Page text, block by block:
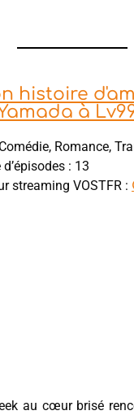
histoire
à
Romance,
: 13
streaming VOSTFR :
au cœur brisé